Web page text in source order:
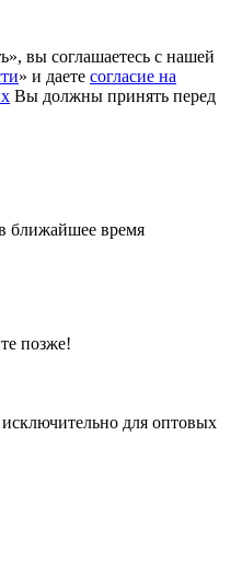
вы соглашаетесь с нашей
» и даете согласие на
Вы должны принять перед
ближайшее время
позже!
для оптовых